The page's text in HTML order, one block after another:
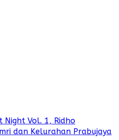
Night Vol. 1, Ridho
dan Kelurahan Prabujaya